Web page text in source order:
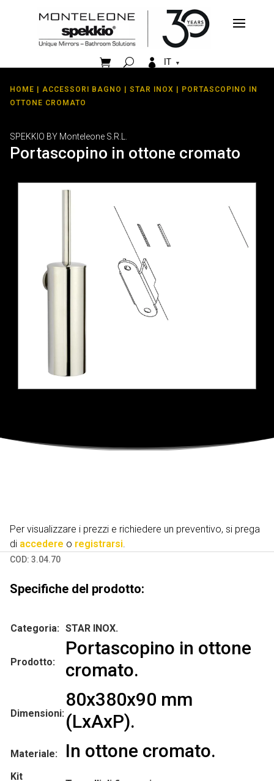
  IT
HOME | ACCESSORI BAGNO | STAR INOX | PORTASCOPINO IN
OTTONE CROMATO
SPEKKIO BY Monteleone S.R.L.
Portascopino in ottone cromato
Per visualizzare i prezzi e richiedere un preventivo, si prega
di accedere o registrarsi.
COD: 3.04.70
Specifiche del prodotto:
Categoria: STAR INOX.
Prodotto:
Portascopino in ottone
cromato.
Dimensioni:
80x380x90 mm
(LxAxP).
Materiale: In ottone cromato.
Kit